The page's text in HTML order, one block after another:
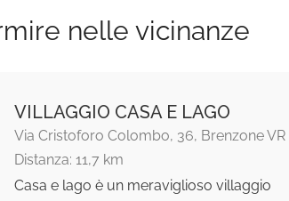
nelle vicinanze
VILLAGGIO CASA E LAGO
Via Cristoforo Colombo, 36, Brenzone VR
Distanza: 11,7 km
Casa e lago è un meraviglioso villaggio